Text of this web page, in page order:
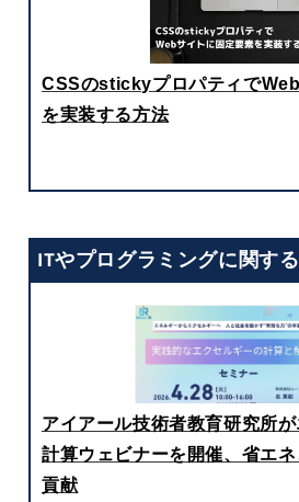
CSSのstickyプロパティで
を実装する方法
ITやプログラミングに関す
アイアール技術者教育研究所
計算ウェビナーを開催、省エ
貢献